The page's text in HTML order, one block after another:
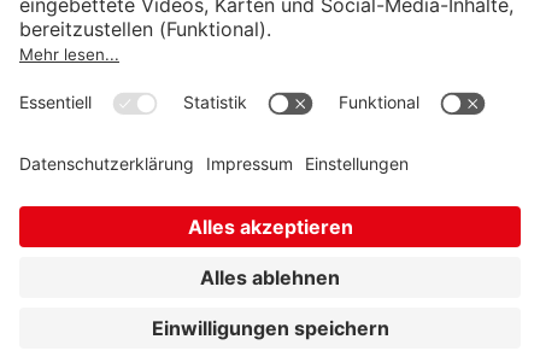
Institut für Makroökonomie und
Konjunkturforschung
Unternehmensführung
Sozialrecht